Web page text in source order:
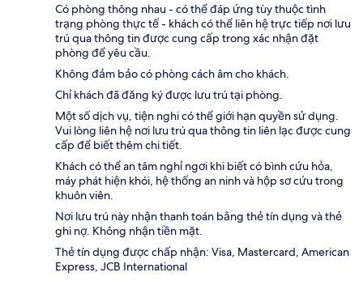
Có phòng thông nhau - có thể đáp ứng tùy thuộc tình
trạng phòng thực tế - khách có thể liên hệ trực tiếp nơi lưu
trú qua thông tin được cung cấp trong xác nhận đặt
phòng để yêu cầu.
Không đảm bảo có phòng cách âm cho khách.
Chỉ khách đã đăng ký được lưu trú tại phòng.
Một số dịch vụ, tiện nghi có thể giới hạn quyền sử dụng.
Vui lòng liên hệ nơi lưu trú qua thông tin liên lạc được cung
cấp để biết thêm chi tiết.
Khách có thể an tâm nghỉ ngơi khi biết có bình cứu hỏa,
máy phát hiện khói, hệ thống an ninh và hộp sơ cứu trong
khuôn viên.
Nơi lưu trú này nhận thanh toán bằng thẻ tín dụng và thẻ
ghi nợ. Không nhận tiền mặt.
Thẻ tín dụng được chấp nhận: Visa, Mastercard, American
Express, JCB International